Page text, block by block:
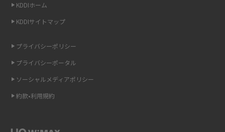
スマホのウィジェットとは？iPhone・Androidの設定方法やおススメを紹
リプライ機能とは？LINE、X（旧Twitter）、Instagram、TikTokで送る方法
KDDIホーム
KDDIサイトマップ
プライバシーポリシー
プライバシーポータル
ソーシャルメディアポリシー
約款•利用規約